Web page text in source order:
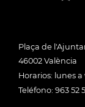
Plaça de
46002 València
Horarios: lunes a
Teléfono: 963 52